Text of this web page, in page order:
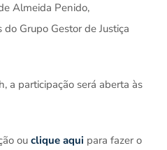
Almeida Penido,
Grupo Gestor de Justiça
a participação será aberta às
ou clique aqui para fazer o